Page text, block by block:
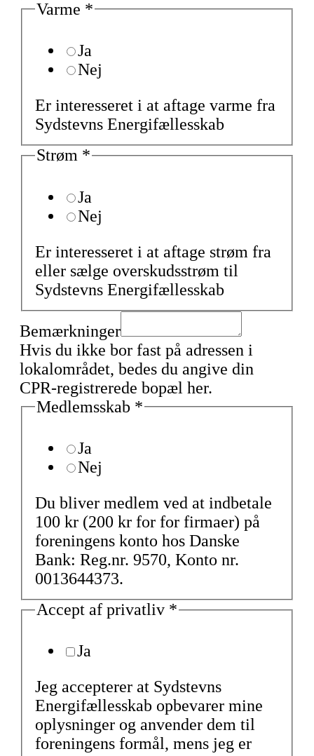
Varme *
Ja
Nej
Er interesseret i at aftage varme fra
Sydstevns Energifællesskab
Strøm *
Ja
Nej
Er interesseret i at aftage strøm fra
eller sælge overskudsstrøm til
Sydstevns Energifællesskab
Bemærkninger
Hvis du ikke bor fast på adressen i
lokalområdet, bedes du angive din
CPR-registrerede bopæl her.
Medlemsskab *
Ja
Nej
Du bliver medlem ved at indbetale
100 kr (200 kr for for firmaer) på
foreningens konto hos Danske
Bank: Reg.nr. 9570, Konto nr.
0013644373.
Accept af privatliv *
Ja
Jeg accepterer at Sydstevns
Energifællesskab opbevarer mine
oplysninger og anvender dem til
foreningens formål, mens jeg er